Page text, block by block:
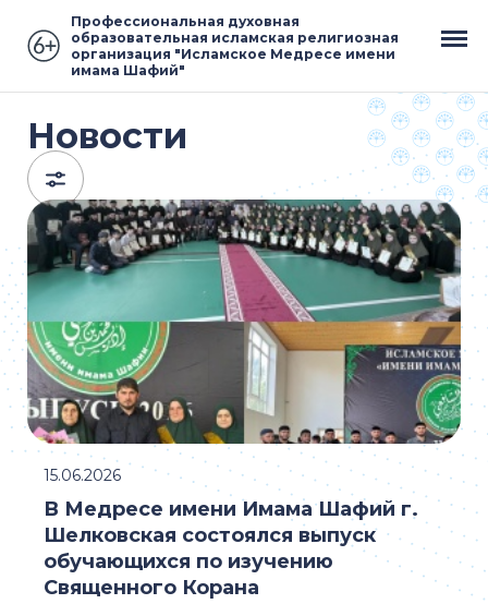
Профессиональная духовная
образовательная исламская религиозная
организация "Исламское Медресе имени
имама Шафий"
Новости
В Медресе имени Имама Шафий г.
Шелковская состоялся выпуск
обучающихся по изучению
Священного Корана
15.06.2026